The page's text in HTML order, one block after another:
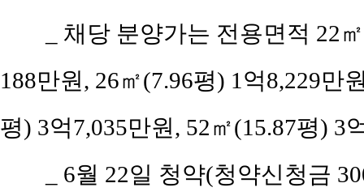
채당 분양가는 전용면적 22
188만원, 26㎡(7.96평) 1억8,229만
평) 3억7,035만원, 52㎡(15.87평) 3
6월 22일 청약(청약신청금